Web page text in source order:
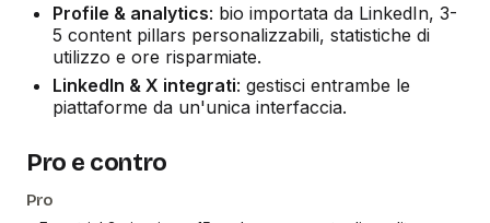
Profile & analytics: bio importata da LinkedIn, 3-
5 content pillars personalizzabili, statistiche di
utilizzo e ore risparmiate.
LinkedIn & X integrati: gestisci entrambe le
piattaforme da un'unica interfaccia.
Pro e contro
Pro